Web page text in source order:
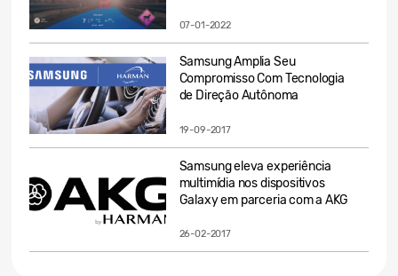
07-01-2022
Samsung Amplia Seu
Compromisso Com Tecnologia
de Direção Autônoma
19-09-2017
Samsung eleva experiência
multimídia nos dispositivos
Galaxy em parceria com a AKG
26-02-2017